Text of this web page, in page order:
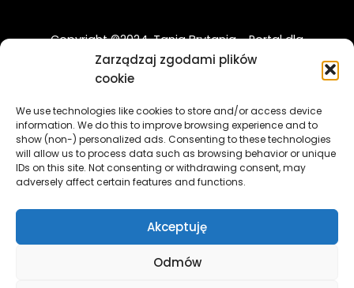
Zarządzaj zgodami plików
cookie
We use technologies like cookies to store and/or access device
information. We do this to improve browsing experience and to
show (non-) personalized ads. Consenting to these technologies
will allow us to process data such as browsing behavior or unique
IDs on this site. Not consenting or withdrawing consent, may
adversely affect certain features and functions.
Akceptuję
Odmów
Copyright ©2024. Tania Brytania - Portal dla
Polaków w UK
przez Financial Conduct Authority (FCA) i jest prowadzona
wyłącznie w celach informacyjno-edukacyjnych. Treści
zawierająca linki sponsorowane i afiliacyjne, a klikając w nie
i korzystając z usług reklamodawców lub firm
współpracujących, nasz serwis może otrzymać
Financial Conduct Authority (FCA) and is operated solely for